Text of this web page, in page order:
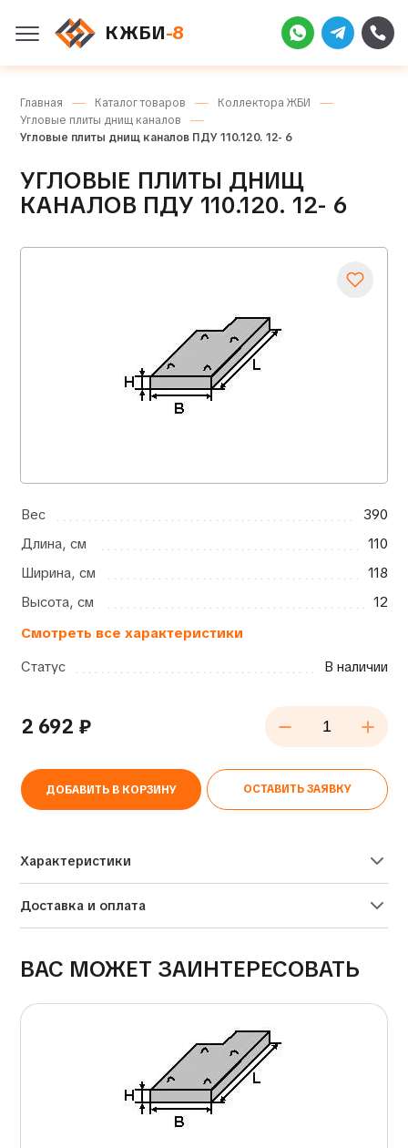
КЖБИ-8
Главная Каталог товаров
Коллектора ЖБИ
Угловые плиты днищ каналов
Угловые плиты днищ каналов ПДУ 110.120. 12- 6
УГЛОВЫЕ ПЛИТЫ ДНИЩ
КАНАЛОВ ПДУ 110.120. 12- 6
Вес
390
Длина, см
110
Ширина, см
118
Высота, см
12
Смотреть все характеристики
Статус
В наличии
2 692 ₽
ДОБАВИТЬ В КОРЗИНУ ОСТАВИТЬ ЗАЯВКУ
Характеристики
Доставка и оплата
ВАС МОЖЕТ ЗАИНТЕРЕСОВАТЬ